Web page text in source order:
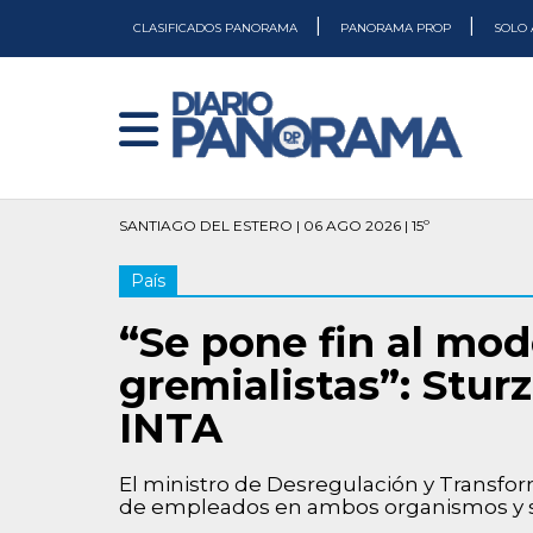
CLASIFICADOS PANORAMA PANORAMA PROP SOLO
SANTIAGO DEL ESTERO | 06 AGO 2026 | 15º
País
“Se pone fin al
gremialistas”:
INTA
El ministro de Desregulación y
de empleados en ambos organismos y